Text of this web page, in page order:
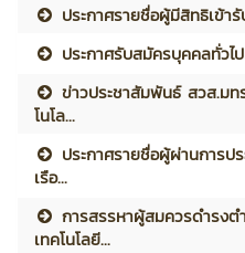
ประกาศรายชื่อผู้มีสิทธิเข้า
ประกาศรับสมัครบุคคลทั่วไ
ข่าวประชาสัมพันธ์ สวส.ม
โนโล...
ประกาศรายชื่อผู้ผ่านการป
เรือ...
การสรรหาผู้สมควรดำรง
เทคโนโลยี...